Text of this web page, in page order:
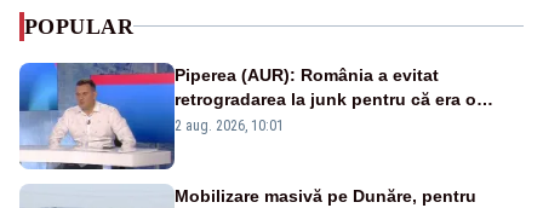
POPULAR
Piperea (AUR): România a evitat
retrogradarea la junk pentru că era o
catastrofă pentru bănci și fondurile de
2 aug. 2026, 10:01
Mobilizare masivă pe Dunăre, pentru